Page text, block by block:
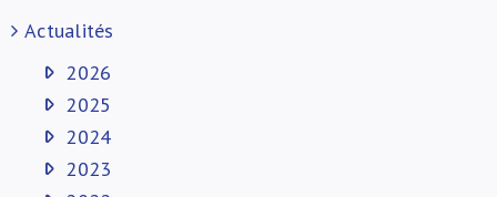
Actualités
2026
2025
2024
2023